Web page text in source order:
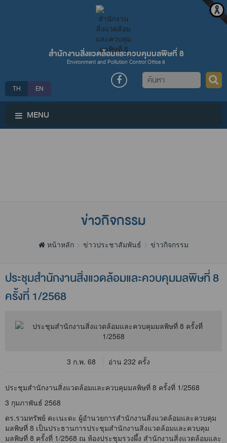
สำนักงานสิ่งแวดล้อมและควบคุมมลพิษที่ 8
Environment and Pollution Control Office 8
TH EN
ค้นหา
MENU
ข่าวกิจกรรม
หน้าหลัก ข่าวประชาสัมพันธ์ ข่าวกิจกรรม
ประชุมสำนักงานสิ่งแวดล้อมและควบคุมมลพิษที่ 8
ครั้งที่ 1/2568
3 ก.พ. 68 อ่าน 232 ครั้ง
ประชุมสำนักงานสิ่งแวดล้อมและควบคุมมลพิษที่ 8 ครั้งที่ 1/2568
3 กุมภาพันธ์ 2568
ดร.รวมทรัพย์ คะเนะดะ ผู้อำนวยการสำนักงานสิ่งแวดล้อมและควบคุม
มลพิษที่ 8 เป็นประธานการประชุมสำนักงานสิ่งแวดล้อมและควบคุม
มลพิษที่ 8 ครั้งที่ 1/2568 ณ ห้องประชุมรวงผึ้ง สำนักงานสิ่งแวดล้อมและ